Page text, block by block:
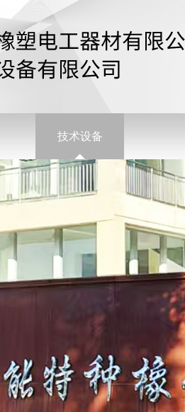
技术设备